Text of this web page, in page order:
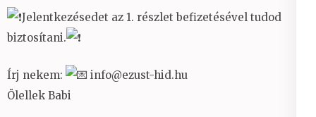
Jelentkezésedet az 1. részlet befizetésével tudod
biztosítani.
Írj nekem:
info@ezust-hid.hu
Ölellek Babi